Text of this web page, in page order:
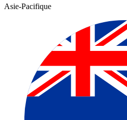
Asie-Pacifique​​